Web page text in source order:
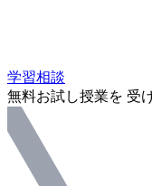
学習相談
無料お試し授業を 受